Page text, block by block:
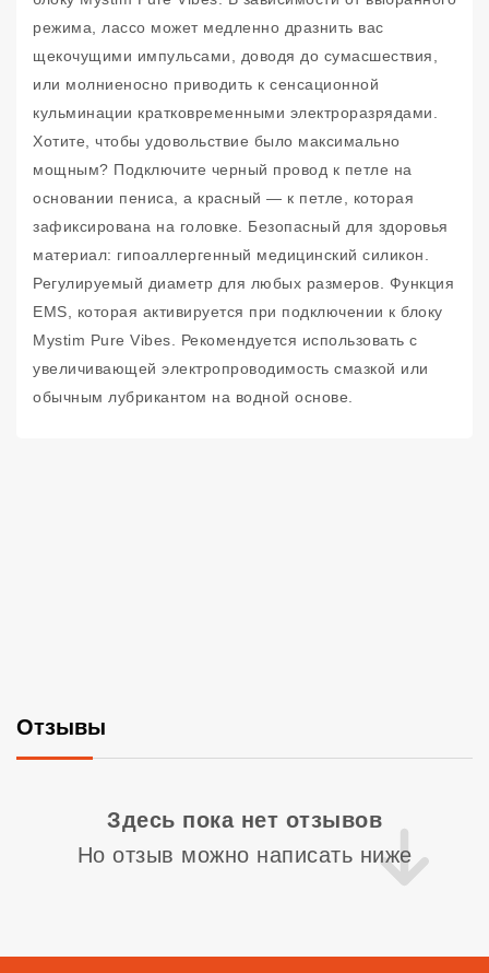
режима, лассо может медленно дразнить вас
щекочущими импульсами, доводя до сумасшествия,
или молниеносно приводить к сенсационной
кульминации кратковременными электроразрядами.
Хотите, чтобы удовольствие было максимально
мощным? Подключите черный провод к петле на
основании пениса, а красный — к петле, которая
зафиксирована на головке. Безопасный для здоровья
материал: гипоаллергенный медицинский силикон.
Регулируемый диаметр для любых размеров. Функция
EMS, которая активируется при подключении к блоку
Mystim Pure Vibes. Рекомендуется использовать с
увеличивающей электропроводимость смазкой или
обычным лубрикантом на водной основе.
Отзывы
Здесь пока нет отзывов
Но отзыв можно написать ниже